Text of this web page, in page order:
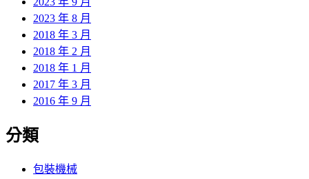
2023 年 8 月
2018 年 3 月
2018 年 2 月
2018 年 1 月
2017 年 3 月
2016 年 9 月
分類
包裝機械